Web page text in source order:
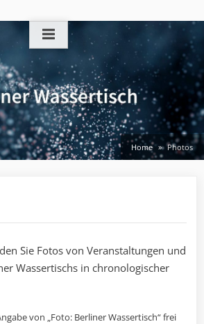
Home Photos
Sie Fotos von Veranstaltungen und
Wassertischs in chronologischer
von „Foto: Berliner Wassertisch“ frei